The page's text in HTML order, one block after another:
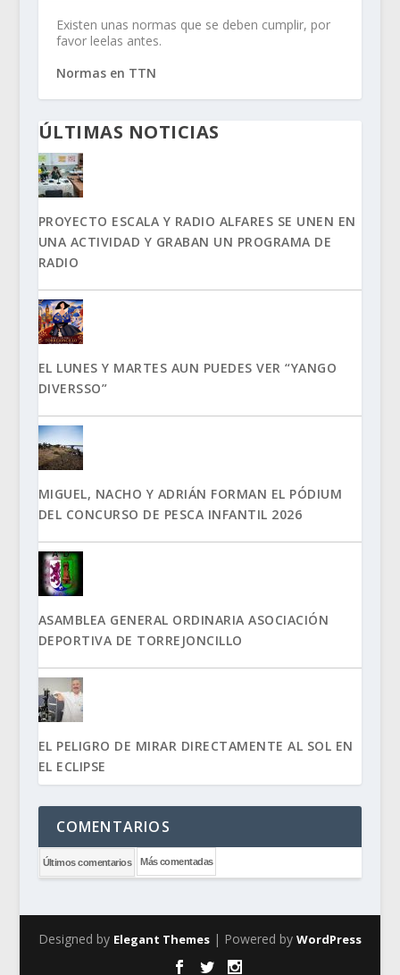
Existen unas normas que se deben cumplir, por
favor leelas antes.
Normas en TTN
ÚLTIMAS NOTICIAS
PROYECTO ESCALA Y RADIO ALFARES SE UNEN EN
UNA ACTIVIDAD Y GRABAN UN PROGRAMA DE
RADIO
EL LUNES Y MARTES AUN PUEDES VER “YANGO
DIVERSSO”
MIGUEL, NACHO Y ADRIÁN FORMAN EL PÓDIUM
DEL CONCURSO DE PESCA INFANTIL 2026
ASAMBLEA GENERAL ORDINARIA ASOCIACIÓN
DEPORTIVA DE TORREJONCILLO
EL PELIGRO DE MIRAR DIRECTAMENTE AL SOL EN
EL ECLIPSE
COMENTARIOS
Últimos comentarios Más comentadas
Designed by Elegant Themes| Powered by WordPress